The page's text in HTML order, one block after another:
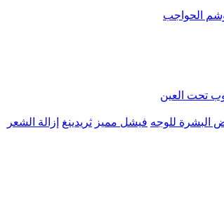
وشم الحواجب
تحت العين
البشرة للوجه فيشل مميز ثريدينغ إزالة الشعر